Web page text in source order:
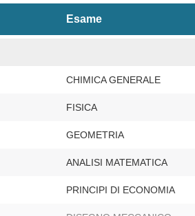
Esame
CHIMICA GENERALE
FISICA
GEOMETRIA
ANALISI MATEMATICA
PRINCIPI DI ECONOMIA